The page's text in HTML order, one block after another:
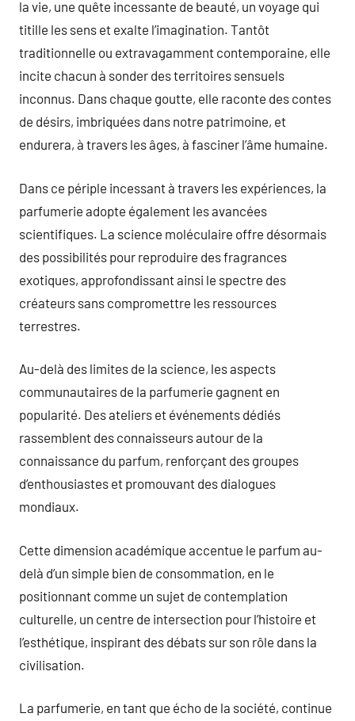
la vie, une quête incessante de beauté, un voyage qui
titille les sens et exalte l’imagination. Tantôt
traditionnelle ou extravagamment contemporaine, elle
incite chacun à sonder des territoires sensuels
inconnus. Dans chaque goutte, elle raconte des contes
de désirs, imbriquées dans notre patrimoine, et
endurera, à travers les âges, à fasciner l’âme humaine.
Dans ce périple incessant à travers les expériences, la
parfumerie adopte également les avancées
scientifiques. La science moléculaire offre désormais
des possibilités pour reproduire des fragrances
exotiques, approfondissant ainsi le spectre des
créateurs sans compromettre les ressources
terrestres.
Au-delà des limites de la science, les aspects
communautaires de la parfumerie gagnent en
popularité. Des ateliers et événements dédiés
rassemblent des connaisseurs autour de la
connaissance du parfum, renforçant des groupes
d’enthousiastes et promouvant des dialogues
mondiaux.
Cette dimension académique accentue le parfum au-
delà d’un simple bien de consommation, en le
positionnant comme un sujet de contemplation
culturelle, un centre de intersection pour l’histoire et
l’esthétique, inspirant des débats sur son rôle dans la
civilisation.
La parfumerie, en tant que écho de la société, continue